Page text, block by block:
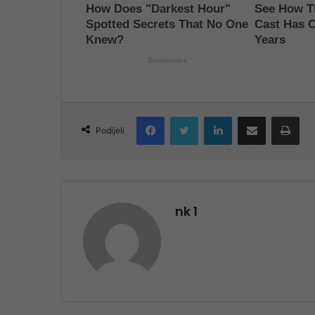
Podijeli
FacebookTwitter LinkedInShare via Email
nk 1